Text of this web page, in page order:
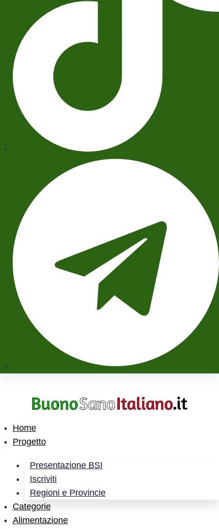
Home
Progetto
Presentazione BSI
Iscriviti
Regioni e Provincie
Categorie
Alimentazione